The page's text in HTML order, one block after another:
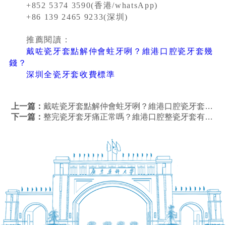
+852 5374 3590(香港/whatsApp)
+86 139 2465 9233(深圳)
推薦閱讀：
戴咗瓷牙套點解仲會蛀牙咧？維港口腔瓷牙套幾
錢？
深圳全瓷牙套收費標準
上一篇：戴咗瓷牙套點解仲會蛀牙咧？維港口腔瓷牙套幾錢？
下一篇：整完瓷牙套牙痛正常嗎？維港口腔整瓷牙套有冇優惠？